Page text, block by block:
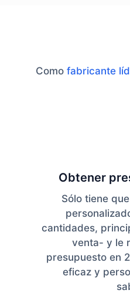
Como fabricante
Obtener
Sólo tiene
cantidades,
venta- y le
presupuesto en
eficaz y